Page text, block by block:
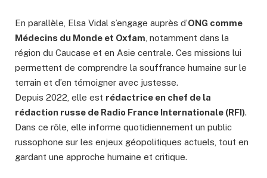
En parallèle, Elsa Vidal s’engage auprès d’ONG comme
Médecins du Monde et Oxfam , notamment dans la
région du Caucase et en Asie centrale. Ces missions lui
permettent de comprendre la souffrance humaine sur le
terrain et d’en témoigner avec justesse.
Depuis 2022, elle est rédactrice en chef de la
rédaction russe de Radio France Internationale (RFI).
Dans ce rôle, elle informe quotidiennement un public
russophone sur les enjeux géopolitiques actuels, tout en
gardant une approche humaine et critique.